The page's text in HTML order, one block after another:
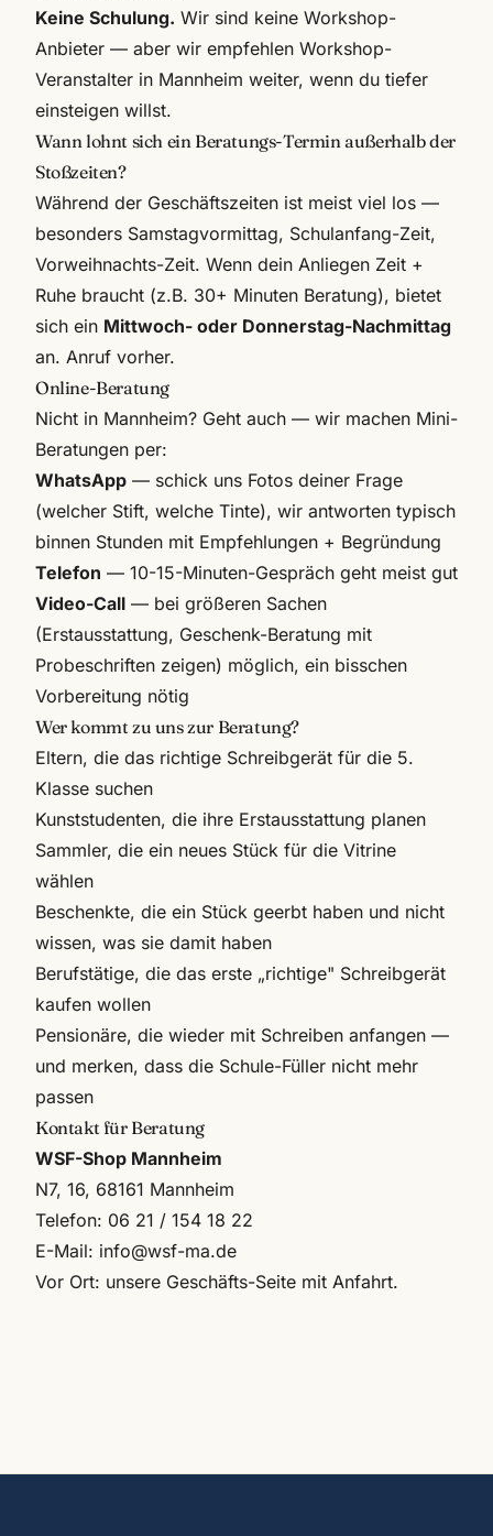
Keine Schulung. Wir sind keine Workshop-
Anbieter — aber wir empfehlen Workshop-
Veranstalter in Mannheim weiter, wenn du tiefer
einsteigen willst.
Wann lohnt sich ein Beratungs-Termin außerhalb der
Stoßzeiten?
Während der Geschäftszeiten ist meist viel los —
besonders Samstagvormittag, Schulanfang-Zeit,
Vorweihnachts-Zeit. Wenn dein Anliegen Zeit +
Ruhe braucht (z.B. 30+ Minuten Beratung), bietet
sich ein Mittwoch- oder Donnerstag-Nachmittag
an. Anruf vorher.
Online-Beratung
Nicht in Mannheim? Geht auch — wir machen Mini-
Beratungen per:
WhatsApp — schick uns Fotos deiner Frage
(welcher Stift, welche Tinte), wir antworten typisch
binnen Stunden mit Empfehlungen + Begründung
Telefon — 10-15-Minuten-Gespräch geht meist gut
Video-Call — bei größeren Sachen
(Erstausstattung, Geschenk-Beratung mit
Probeschriften zeigen) möglich, ein bisschen
Vorbereitung nötig
Wer kommt zu uns zur Beratung?
Eltern, die das richtige Schreibgerät für die 5.
Klasse suchen
Kunststudenten, die ihre Erstausstattung planen
Sammler, die ein neues Stück für die Vitrine
wählen
Beschenkte, die ein Stück geerbt haben und nicht
wissen, was sie damit haben
Berufstätige, die das erste „richtige" Schreibgerät
kaufen wollen
Pensionäre, die wieder mit Schreiben anfangen —
und merken, dass die Schule-Füller nicht mehr
passen
Kontakt für Beratung
WSF-Shop Mannheim
N7, 16, 68161 Mannheim
Telefon: 06 21 / 154 18 22
E-Mail: info@wsf-ma.de
Vor Ort: unsere Geschäfts-Seite mit Anfahrt.